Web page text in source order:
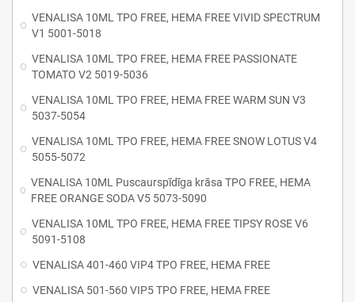
VENALISA 10ML TPO FREE, HEMA FREE VIVID SPECTRUM
V1 5001-5018
VENALISA 10ML TPO FREE, HEMA FREE PASSIONATE
TOMATO V2 5019-5036
VENALISA 10ML TPO FREE, HEMA FREE WARM SUN V3
5037-5054
VENALISA 10ML TPO FREE, HEMA FREE SNOW LOTUS V4
5055-5072
VENALISA 10ML Puscaurspīdīga krāsa TPO FREE, HEMA
FREE ORANGE SODA V5 5073-5090
VENALISA 10ML TPO FREE, HEMA FREE TIPSY ROSE V6
5091-5108
VENALISA 401-460 VIP4 TPO FREE, HEMA FREE
VENALISA 501-560 VIP5 TPO FREE, HEMA FREE